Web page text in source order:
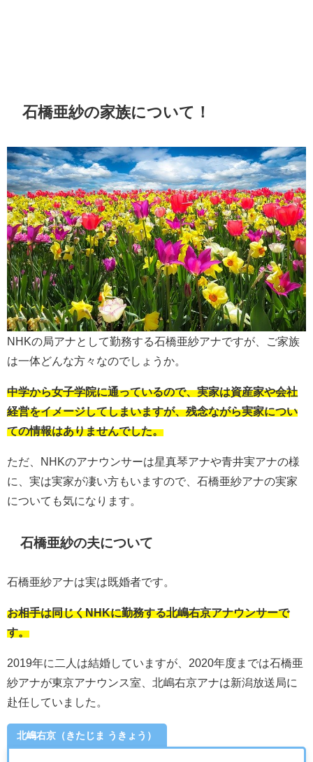
石橋亜紗の家族について！
NHKの局アナとして勤務する石橋亜紗アナですが、ご家族
は一体どんな方々なのでしょうか。
中学から女子学院に通っているので、実家は資産家や会社
経営をイメージしてしまいますが、残念ながら実家につい
ての情報はありませんでした。
ただ、NHKのアナウンサーは星真琴アナや青井実アナの様
に、実は実家が凄い方もいますので、石橋亜紗アナの実家
についても気になります。
石橋亜紗の夫について
石橋亜紗アナは実は既婚者です。
お相手は同じくNHKに勤務する北嶋右京アナウンサーで
す。
2019年に二人は結婚していますが、2020年度までは石橋亜
紗アナが東京アナウンス室、北嶋右京アナは新潟放送局に
赴任していました。
北嶋右京（きたじま うきょう）